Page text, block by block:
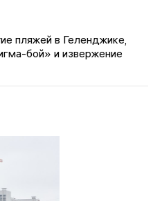
пляжей в Геленджике,
бой» и извержение